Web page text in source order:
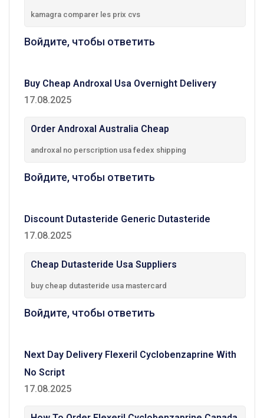
kamagra comparer les prix cvs
Войдите, чтобы ответить
Buy Cheap Androxal Usa Overnight Delivery
17.08.2025
Order Androxal Australia Cheap
androxal no perscription usa fedex shipping
Войдите, чтобы ответить
Discount Dutasteride Generic Dutasteride
17.08.2025
Cheap Dutasteride Usa Suppliers
buy cheap dutasteride usa mastercard
Войдите, чтобы ответить
Next Day Delivery Flexeril Cyclobenzaprine With
No Script
17.08.2025